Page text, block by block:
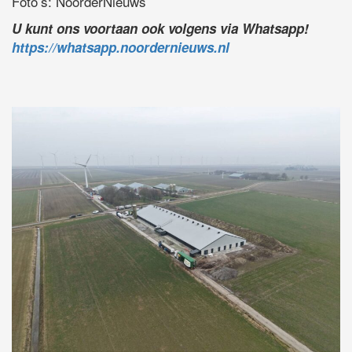
U kunt ons voortaan ook volgens via Whatsapp!
https://whatsapp.noordernieuws.nl